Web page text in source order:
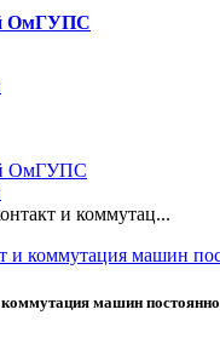
ОмГУПС
ОмГУПС
и коммутац...
и коммутация машин
машин